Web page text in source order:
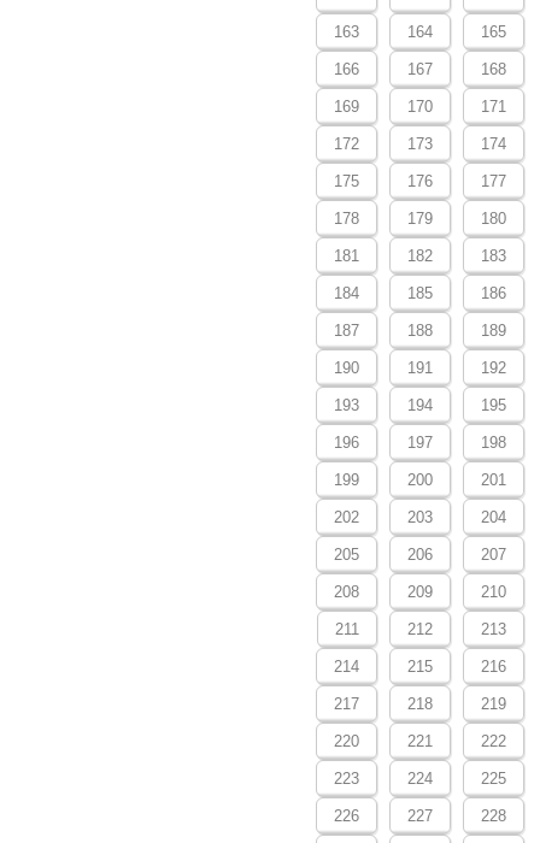
163 164 165
166 167 168
169 170 171
172 173 174
175 176 177
178 179 180
181 182 183
184 185 186
187 188 189
190 191 192
193 194 195
196 197 198
199 200 201
202 203 204
205 206 207
208 209 210
211 212 213
214 215 216
217 218 219
220 221 222
223 224 225
226 227 228